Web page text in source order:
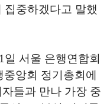
집중하겠다고 말했
일 서울 은행연합회
앙회 정기총회에
들과 만나 가장 중